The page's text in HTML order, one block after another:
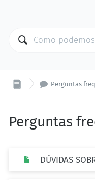
 Perguntas
Perguntas
DÚVIDAS